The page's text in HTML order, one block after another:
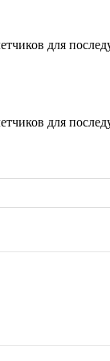
для
для